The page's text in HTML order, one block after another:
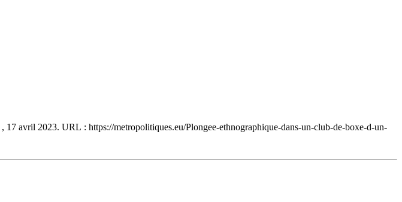
, 17 avril 2023. URL : https://metropolitiques.eu/Plongee-ethnographique-dans-un-club-de-boxe-d-un-